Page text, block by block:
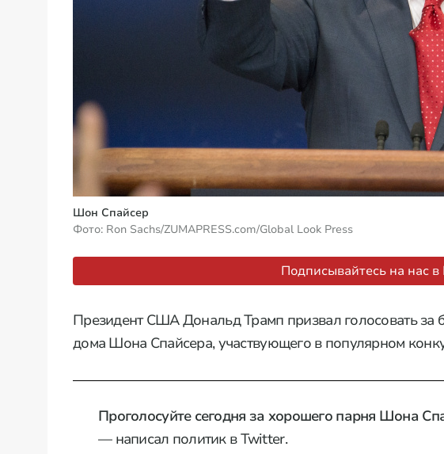
Шон Спайсер
Фото: Ron Sachs/ZUMAPRESS.com/Global Look Press
Подписывайтесь на нас в
Президент США Дональд Трамп призвал голосовать за
дома Шона Спайсера, участвующего в популярном
Проголосуйте сегодня за хорошего парня Шона
— написал политик в Twitter.